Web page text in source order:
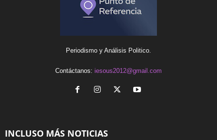
Periodismo y Análisis Politico.
Contáctanos: iesous2012@gmail.com
INCLUSO MÁS NOTICIAS